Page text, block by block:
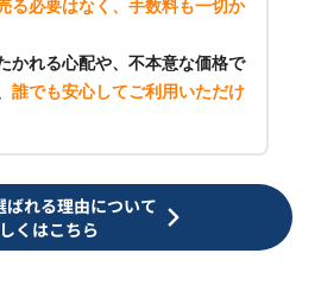
る必要はなく、手数料も一切か
かれる心配や、不本意な価格で
誰でも安心してご利用いただけ
ばれる理由について
くはこちら